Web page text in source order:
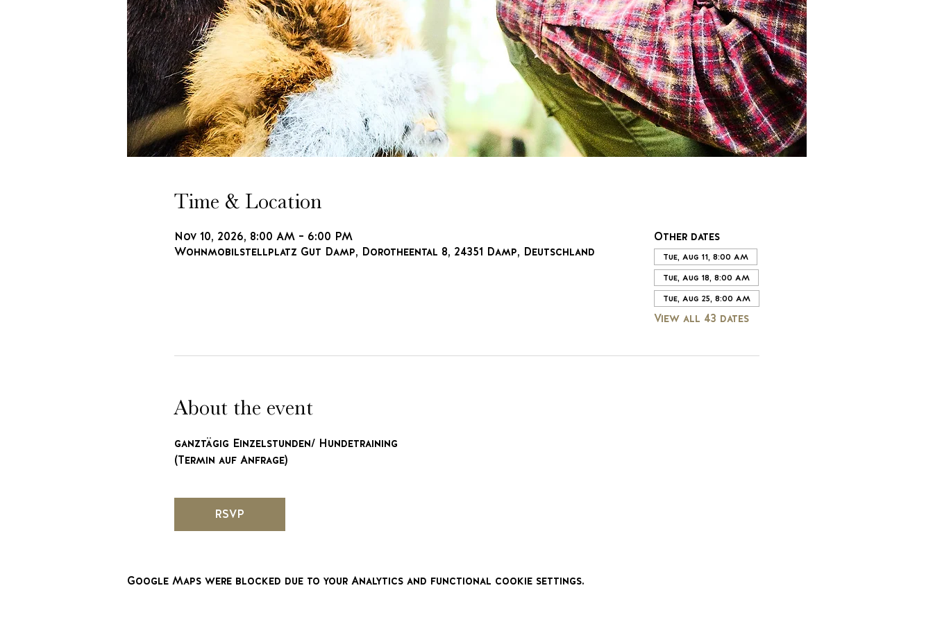
Time & Location
Nov 10, 2026, 8:00 AM – 6:00 PM
Wohnmobilstellplatz Gut Damp, Dorotheental 8, 24351 Damp, Deutschland
Other dates
Tue, Aug 11, 8:00 AM
Tue, Aug 18, 8:00 AM
Tue, Aug 25, 8:00 AM
View all 43 dates
About the event
ganztägig Einzelstunden/ Hundetraining
(Termin auf Anfrage)
RSVP
Google Maps were blocked due to your Analytics and functional cookie settings.